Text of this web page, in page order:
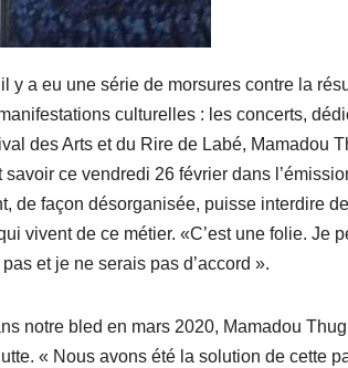
y a eu une série de morsures contre la
culturelles : les concerts,
des Arts et du Rire de Labé, Mamadou
savoir ce vendredi 26 février dans
de façon désorganisée, puisse interdire
vivent de ce métier. «C’est une folie. Je
et je ne serais pas d’accord ».
notre bled en mars 2020, Mamadou
« Nous avons été la solution de cette